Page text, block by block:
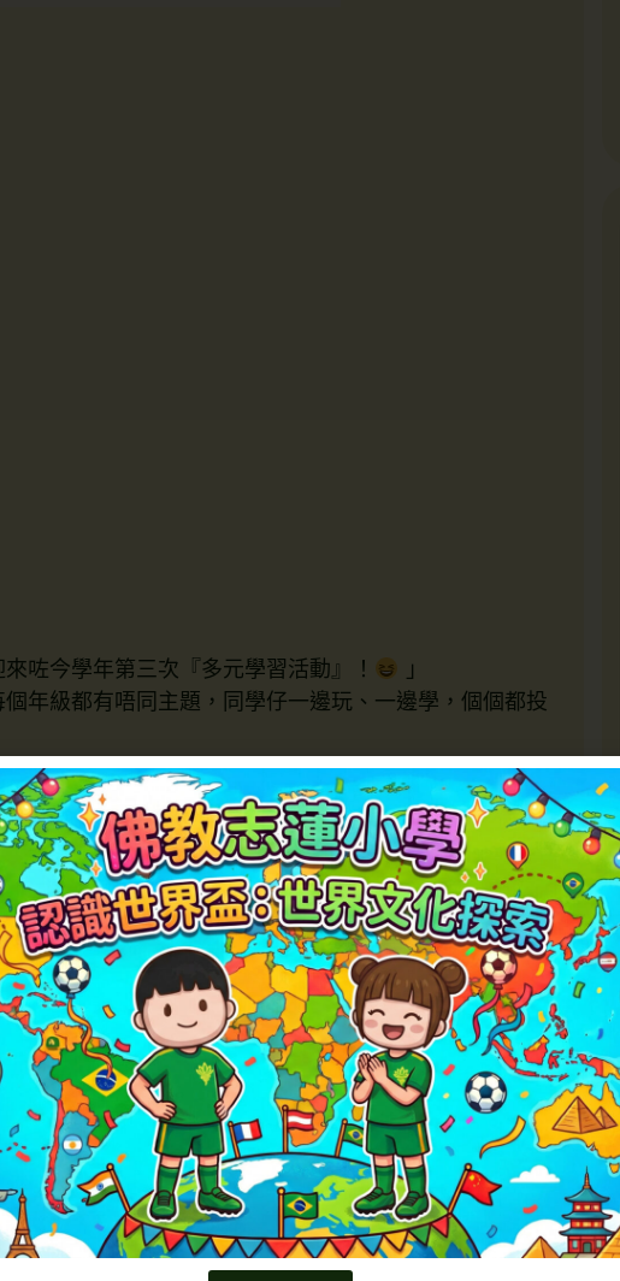
咗今學年第三次『多元學習活動』！
」
年級都有唔同主題，同學仔一邊玩、一邊學，個個都投
戰』同『冷凍水實驗』，一邊動手做，一邊學科學原
務』，同學可以發揮創意，又可以訓練專注力同合作能
』等專題活動，探索宇宙、生活技能同世界知識，學習
再試。原來『多元學習』唔只係學知識，仲係學態
好多平時課堂未必學到嘅新知識！」
趣同潛能，希望下次仲有更多精彩活動等緊我哋！」